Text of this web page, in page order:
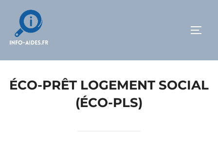
ÉCO-PRÊT LOGEMENT SOCIAL
(ÉCO-PLS)